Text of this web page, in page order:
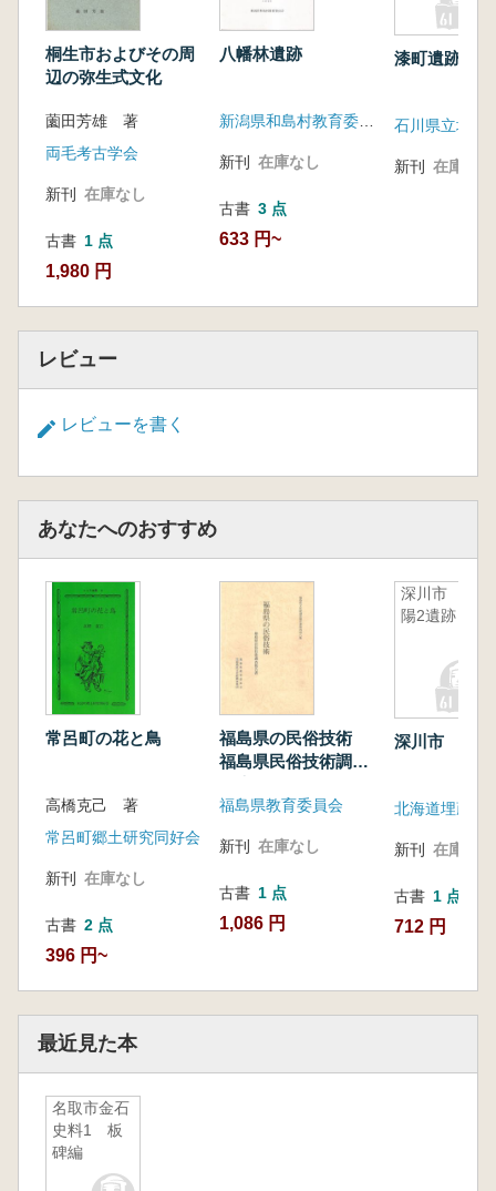
桐生市およびその周
辺の弥生式文化
薗田芳雄 著
両毛考古学会
新刊 在庫なし
古書 1 点
1,980 円
八幡林遺跡
新潟県和島村教育委員会
新刊 在庫なし
古書 3 点
633 円~
漆町遺跡2
新刊 在庫なし
レビュー
レビューを書く
あなたへのおすすめ
常呂町の花と鳥
高橋克己 著
常呂町郷土研究同好会
新刊 在庫なし
古書 2 点
396 円~
福島県の民俗技術
福島県民俗技術調査
福島県教育委員会
新刊 在庫なし
古書 1 点
1,086 円
深川市 向
陽2遺跡
深川市 向陽
新刊 在庫なし
古書 1 点
712 円
最近見た本
名取市金石
史料1 板
碑編